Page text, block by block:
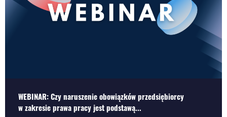
WEBINAR: Czy naruszenie obowiązków przedsiębiorcy
w zakresie prawa pracy jest podstawą...